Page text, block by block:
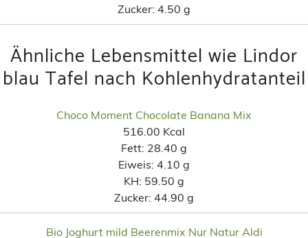
Zucker: 4.50 g
Ähnliche Lebensmittel wie Lindor
blau Tafel nach Kohlenhydratanteil
Choco Moment Chocolate Banana Mix
516.00 Kcal
Fett: 28.40 g
Eiweis: 4.10 g
KH: 59.50 g
Zucker: 44.90 g
Bio Joghurt mild Beerenmix Nur Natur Aldi